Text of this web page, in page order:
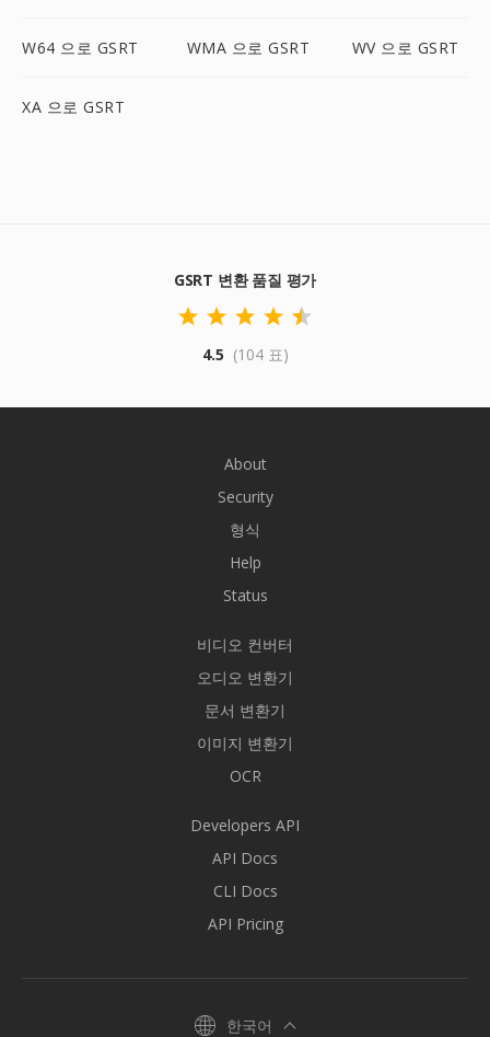
W64 으로 GSRT WMA 으로 GSRT WV 으로 GSRT
XA 으로 GSRT
GSRT 변환 품질 평가
4.5 (104 표)
About
Security
형식
Help
Status
비디오 컨버터
오디오 변환기
문서 변환기
이미지 변환기
OCR
Developers API
API Docs
CLI Docs
API Pricing
한국어